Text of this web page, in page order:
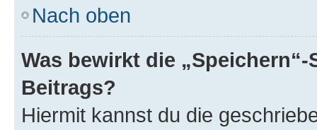
Nach oben
Was bewirkt die
Beitrags?
Hiermit kannst du die